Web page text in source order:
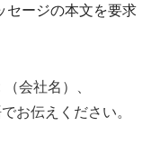
セージの本文を要求
会社名）、
お伝えください。